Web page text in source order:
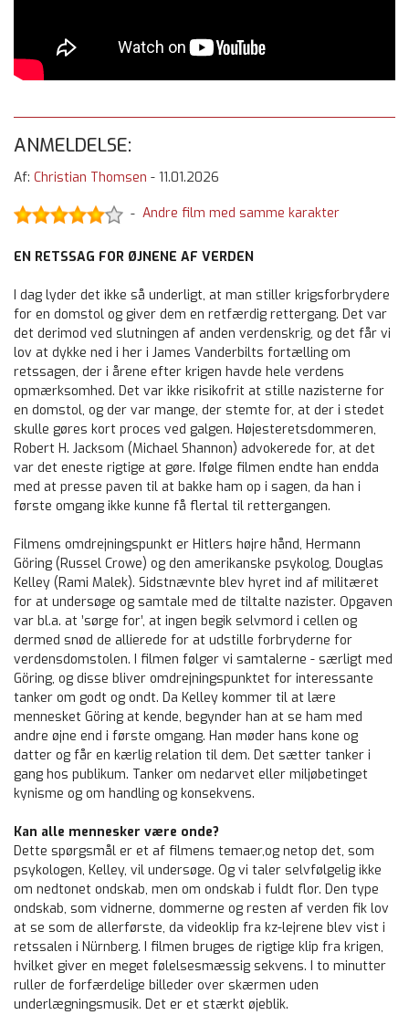
ANMELDELSE:
Af: Christian Thomsen - 11.01.2026
- Andre film med samme karakter
EN RETSSAG FOR ØJNENE AF VERDEN
I dag lyder det ikke så underligt, at man stiller krigsforbrydere
for en domstol og giver dem en retfærdig rettergang. Det var
det derimod ved slutningen af anden verdenskrig, og det får vi
lov at dykke ned i her i James Vanderbilts fortælling om
retssagen, der i årene efter krigen havde hele verdens
opmærksomhed. Det var ikke risikofrit at stille nazisterne for
en domstol, og der var mange, der stemte for, at der i stedet
skulle gøres kort proces ved galgen. Højesteretsdommeren,
Robert H. Jacksom (Michael Shannon) advokerede for, at det
var det eneste rigtige at gøre. Ifølge filmen endte han endda
med at presse paven til at bakke ham op i sagen, da han i
første omgang ikke kunne få flertal til rettergangen.
Filmens omdrejningspunkt er Hitlers højre hånd, Hermann
Göring (Russel Crowe) og den amerikanske psykolog, Douglas
Kelley (Rami Malek). Sidstnævnte blev hyret ind af militæret
for at undersøge og samtale med de tiltalte nazister. Opgaven
var bl.a. at ’sørge for’, at ingen begik selvmord i cellen og
dermed snød de allierede for at udstille forbryderne for
verdensdomstolen. I filmen følger vi samtalerne - særligt med
Göring, og disse bliver omdrejningspunktet for interessante
tanker om godt og ondt. Da Kelley kommer til at lære
mennesket Göring at kende, begynder han at se ham med
andre øjne end i første omgang. Han møder hans kone og
datter og får en kærlig relation til dem. Det sætter tanker i
gang hos publikum. Tanker om nedarvet eller miljøbetinget
kynisme og om handling og konsekvens.
Kan alle mennesker være onde?
Dette spørgsmål er et af filmens temaer,og netop det, som
psykologen, Kelley, vil undersøge. Og vi taler selvfølgelig ikke
om nedtonet ondskab, men om ondskab i fuldt flor. Den type
ondskab, som vidnerne, dommerne og resten af verden fik lov
at se som de allerførste, da videoklip fra kz-lejrene blev vist i
retssalen i Nürnberg. I filmen bruges de rigtige klip fra krigen,
hvilket giver en meget følelsesmæssig sekvens. I to minutter
ruller de forfærdelige billeder over skærmen uden
underlægningsmusik. Det er et stærkt øjeblik.